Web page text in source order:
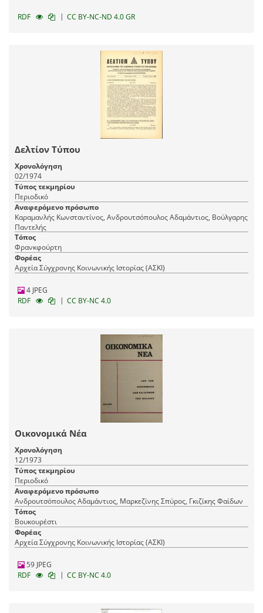
RDF | CC BY-NC-ND 4.0 GR
Δελτίον Τύπου
Χρονολόγηση
02/1974
Τύπος τεκμηρίου
Περιοδικό
Αναφερόμενο πρόσωπο
Καραμανλής Κωνσταντίνος, Ανδρουτσόπουλος Αδαμάντιος, Βούλγαρης
Παντελής
Τόπος
Φρανκφούρτη
Φορέας
Αρχεία Σύγχρονης Κοινωνικής Ιστορίας (ΑΣΚΙ)
4 JPEG
RDF
| CC BY-NC 4.0
Οικονομικά Νέα
Χρονολόγηση
12/1973
Τύπος τεκμηρίου
Περιοδικό
Αναφερόμενο πρόσωπο
Ανδρουτσόπουλος Αδαμάντιος, Μαρκεζίνης Σπύρος, Γκιζίκης Φαίδων
Τόπος
Βουκουρέστι
Φορέας
Αρχεία Σύγχρονης Κοινωνικής Ιστορίας (ΑΣΚΙ)
59 JPEG
RDF
| CC BY-NC 4.0